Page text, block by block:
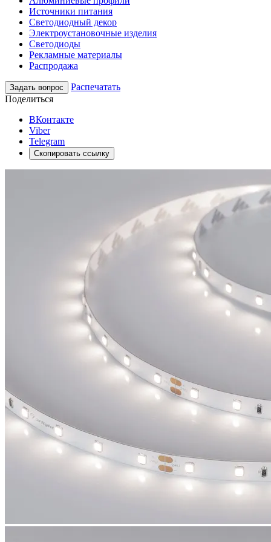
Источники питания
Светодиодный декор
Электроустановочные изделия
Светодиоды
Рекламные материалы
Распродажа
Задать вопрос
Распечатать
Поделиться
ВКонтакте
Viber
Telegram
Скопировать ссылку